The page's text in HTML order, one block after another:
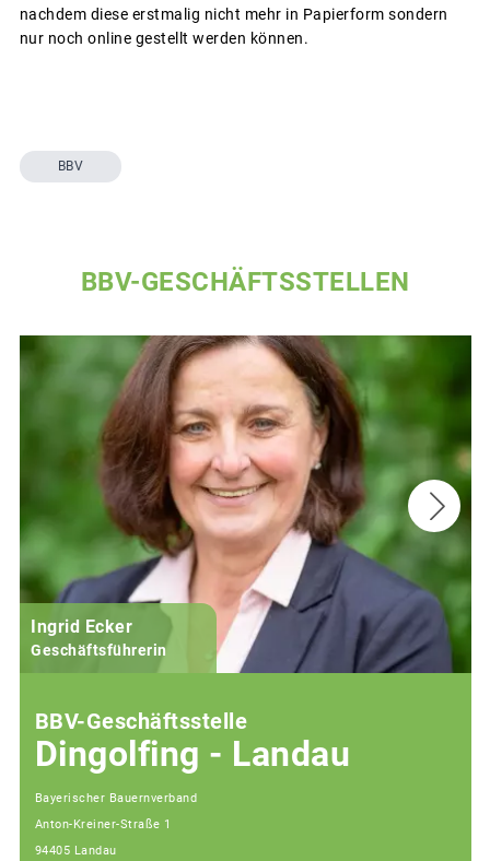
nachdem diese erstmalig nicht mehr in Papierform sondern
nur noch online gestellt werden können.
BBV
BBV-GESCHÄFTSSTELLEN
Ingrid Ecker
Geschäftsführerin
BBV-Geschäftsstelle
Dingolfing - Landau
Bayerischer Bauernverband
Anton-Kreiner-Straße 1
94405 Landau